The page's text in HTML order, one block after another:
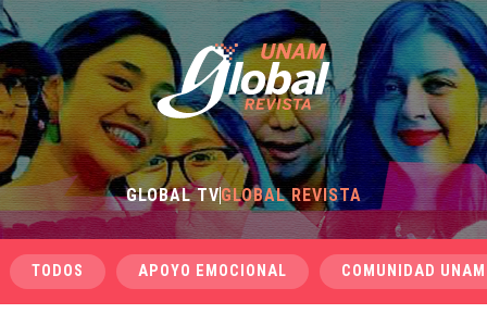
GLOBAL TVGLOBAL REVISTA
TODOS APOYO EMOCIONAL COMUNIDAD UNAM